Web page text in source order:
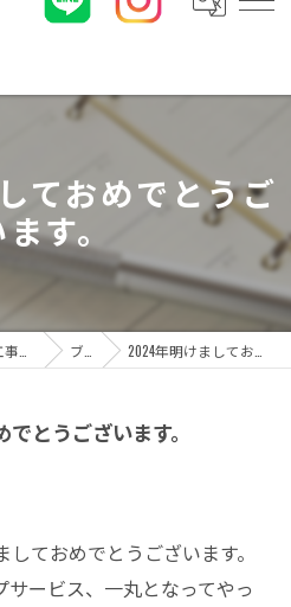
ておめでとうご
す。
ブログ 2024年明けましておめでとうございます。
とうございます。
ておめでとうございます。
ービス、一丸となってやっ